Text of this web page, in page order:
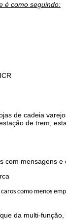
é como seguindo:
de cadeia
de trem,
com mensagens
como menos
da multi-